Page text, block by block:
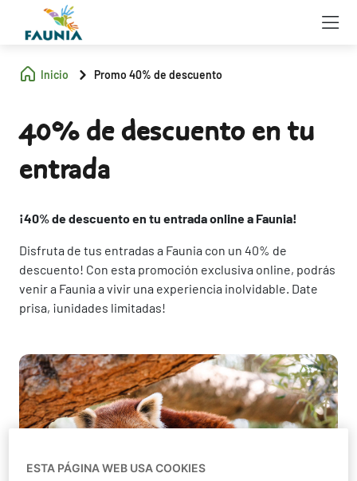
Inicio Promo 40% de descuento
40% de descuento en tu
entrada
¡40% de descuento en tu entrada online a Faunia!
Disfruta de tus entradas a Faunia con un 40% de
descuento! Con esta promoción exclusiva online, podrás
venir a Faunia a vivir una experiencia inolvidable. Date
prisa, ¡unidades limitadas!
ESTA PÁGINA WEB USA COOKIES